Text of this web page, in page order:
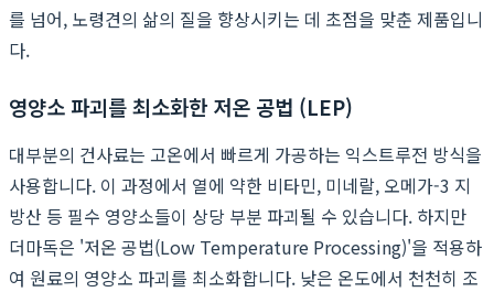
를 넘어, 노령견의 삶의 질을 향상시키는 데 초점을 맞춘 제품입니
다.
영양소 파괴를 최소화한 저온 공법 (LEP)
대부분의 건사료는 고온에서 빠르게 가공하는 익스트루전 방식을
사용합니다. 이 과정에서 열에 약한 비타민, 미네랄, 오메가-3 지
방산 등 필수 영양소들이 상당 부분 파괴될 수 있습니다. 하지만
더마독은 '저온 공법(Low Temperature Processing)'을 적용하
여 원료의 영양소 파괴를 최소화합니다. 낮은 온도에서 천천히 조